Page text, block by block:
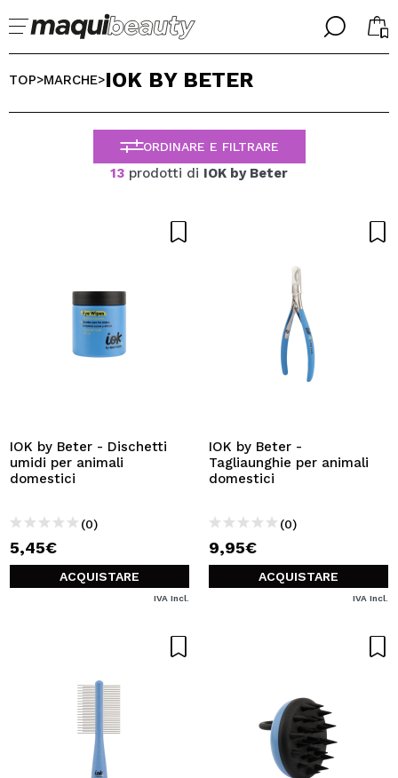
╳
BENVENUTO!
Creando un account su Maquibeauty.it potrai fare i tuoi
acquisti velocemente, controllare lo stato dei tuoi ordini e
consultare le tue operazioni precedenti.
CREARE UN ACCOUNT
╳
SELEZIONA LA TUA LINGUA
ITALIANO
ESPAÑOL
ENGLISH
PORTUGUESE
TOP>MARCHE>IOK BY BETER
ORDINARE E FILTRARE
13 prodotti di IOK by Beter
IOK by Beter - Dischetti
umidi per animali
domestici
(0)
5,45€
ACQUISTARE
IVA Incl.
IOK by Beter -
Tagliaunghie per animali
domestici
(0)
9,95€
ACQUISTARE
IVA Incl.